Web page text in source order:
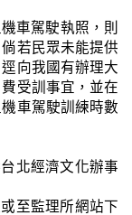
車駕駛執照，則
若民眾未能提供
向我國有辦理大
受訓事宜，並在
車駕駛訓練時數
北經濟文化辦事
至監理所網站下